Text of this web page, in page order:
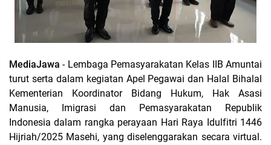
MediaJawa- Lembaga Pemasyarakatan Kelas IIB Amuntai
turut serta dalam kegiatan Apel Pegawai dan Halal Bihalal
Kementerian Koordinator Bidang Hukum, Hak Asasi
Manusia, Imigrasi dan Pemasyarakatan Republik
Indonesia dalam rangka perayaan Hari Raya Idulfitri 1446
Hijriah/2025 Masehi, yang diselenggarakan secara virtual.